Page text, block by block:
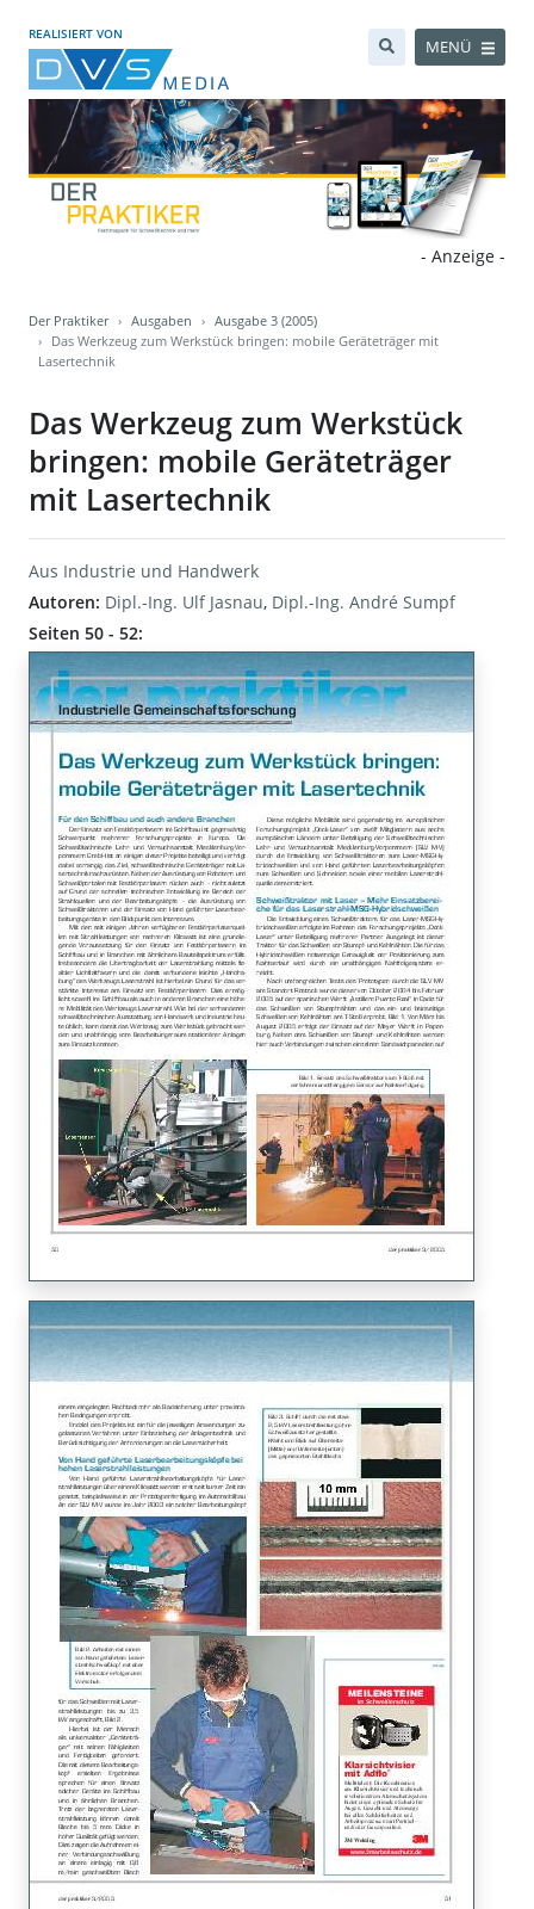
REALISIERT VON
MENÜ
- Anzeige -
Der Praktiker Ausgaben
Ausgabe 3 (2005)
Das Werkzeug zum Werkstück bringen: mobile Geräteträger mit
Lasertechnik
Das Werkzeug zum Werkstück
bringen: mobile Geräteträger
mit Lasertechnik
Aus Industrie und Handwerk
Autoren: Dipl.-Ing. Ulf Jasnau, Dipl.-Ing. André Sumpf
Seiten 50 - 52: